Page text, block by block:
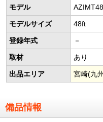
モデル
モデルサイズ 48ft
登録年式 －
取材 あり
出品エリア 宮崎(九
備品情報